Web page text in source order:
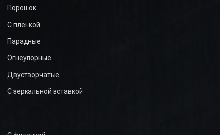
Порошок
С плёнкой
Парадные
Огнеупорные
Двустворчатые
С зеркальной вставкой